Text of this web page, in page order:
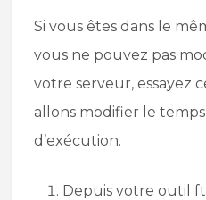
Si vous êtes dans le
vous ne pouvez pas
votre serveur, essayez
allons modifier le
d’exécution.
Depuis votre outil